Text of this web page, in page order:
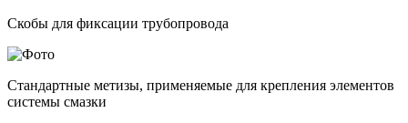
Скобы для фиксации трубопровода
Стандартные метизы, применяемые для крепления элементов
системы смазки